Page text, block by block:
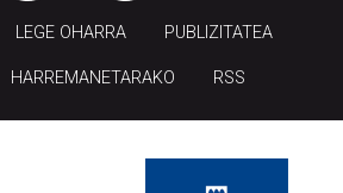
LEGE OHARRA PUBLIZITATEA
HARREMANETARAKO RSS